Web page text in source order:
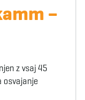
–
z vsaj 45
osvajanje